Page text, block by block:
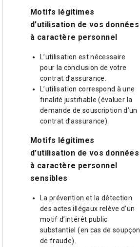
Motifs légitimes
d’utilisation de vos données
à caractère personnel
L’utilisation est nécessaire
pour la conclusion de votre
contrat d’assurance.
L’utilisation correspond à une
finalité justifiable (évaluer la
demande de souscription d’un
contrat d’assurance).
Motifs légitimes
d’utilisation de vos données
à caractère personnel
sensibles
La prévention et la détection
des actes illégaux relève d’un
motif d’intérêt public
substantiel (en cas de soupçon
de fraude).